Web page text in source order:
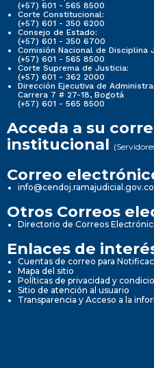
(+57) 601 - 565 8500
Corte Constitucional:
(+57) 601 - 350 6200
Consejo de Estado:
(+57) 601 - 350 6700
Comisión Nacional de Disciplina
(+57) 601 - 565 8500
Corte Suprema de Justicia:
(+57) 601 - 362 2000
Dirección Ejecutiva de
Carrera 7 # 27-18, Bogotá
(+57) 601 - 565 8500
Acceda a su
institucional
Correo
info@cendoj.ramajudicial.gov.co
Otros Correos
Directorio de Correos
Enlaces de
Cuentas de correo para
Mapa del sitio
Políticas de privacidad y
Sitio de atención al usuario
Transparencia y Acceso a la